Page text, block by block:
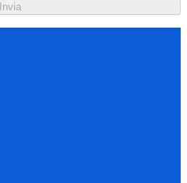
Invia